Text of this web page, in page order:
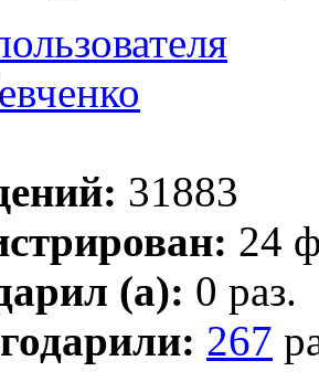
31883
24
(а): 0 раз.
267